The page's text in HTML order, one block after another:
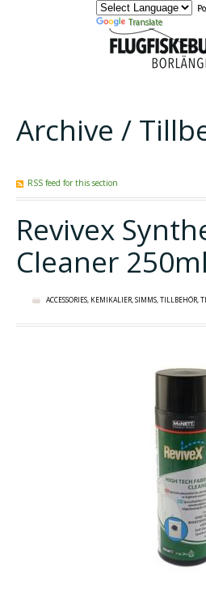
Translate
Archive /
RSS feed for this section
Revivex
Cleaner 250ml
ACCESSORIES, KEMIKALIER,SIMMS,TILLBEHÖR,